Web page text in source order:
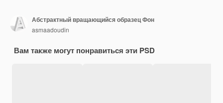
Абстрактный вращающийся образец Фон
asmaadoudin
Вам также могут понравиться эти PSD